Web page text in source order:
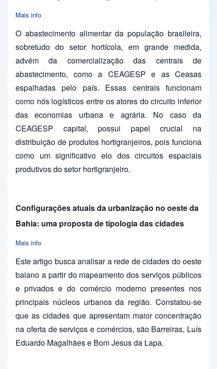
Mais info
O abastecimento alimentar da população brasileira,
sobretudo do setor hortícola, em grande medida,
advém da comercialização das centrais de
abastecimento, como a CEAGESP e as Ceasas
espalhadas pelo país. Essas centrais funcionam
como nós logísticos entre os atores do circuito inferior
das economias urbana e agrária. No caso da
CEAGESP capital, possui papel crucial na
distribuição de produtos hortigranjeiros, pois funciona
como um significativo elo dos circuitos espaciais
produtivos do setor hortigranjeiro.
Configurações atuais da urbanização no oeste da
Bahia: uma proposta de tipologia das cidades
Mais info
Este artigo busca analisar a rede de cidades do oeste
baiano a partir do mapeamento dos serviços públicos
e privados e do comércio moderno presentes nos
principais núcleos urbanos da região. Constatou-se
que as cidades que apresentam maior concentração
na oferta de serviços e comércios, são Barreiras, Luís
Eduardo Magalhães e Bom Jesus da Lapa.